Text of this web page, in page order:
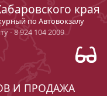
края
по Автовокзалу
- 8 924 104 2009
И ПРОДАЖА